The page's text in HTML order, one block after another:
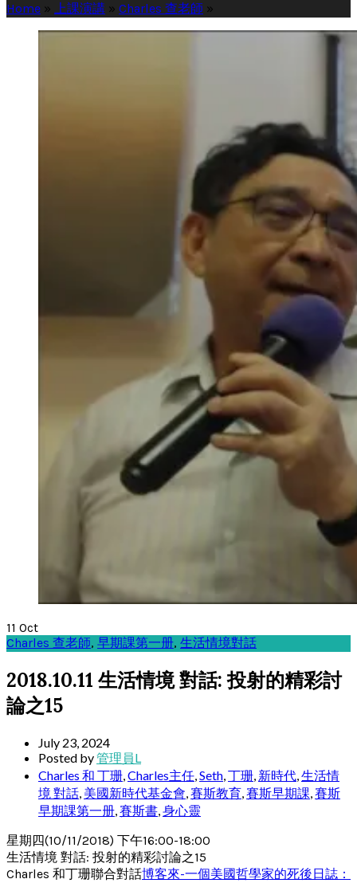
Home » 上課演講 » Charles 查老師 »
11 Oct
Charles 查老師, 早期課第一册, 生活情境對話
2018.10.11 生活情境 對話: 投射的精彩討
論之15
July 23, 2024
Posted by管理員L
Charles 和 丁珊,Charles主任,Seth,丁珊, 新時代,生活情
境 對話, 美國新時代基金會,賽斯教育,賽斯早期課,賽斯
早期課第一册,賽斯書,身心靈
星期四(10/11/2018) 下午16:00-18:00
生活情境 對話: 投射的精彩討論之15
Charles 和丁珊聯合對話博客來-一個美國哲學家的死後日誌：